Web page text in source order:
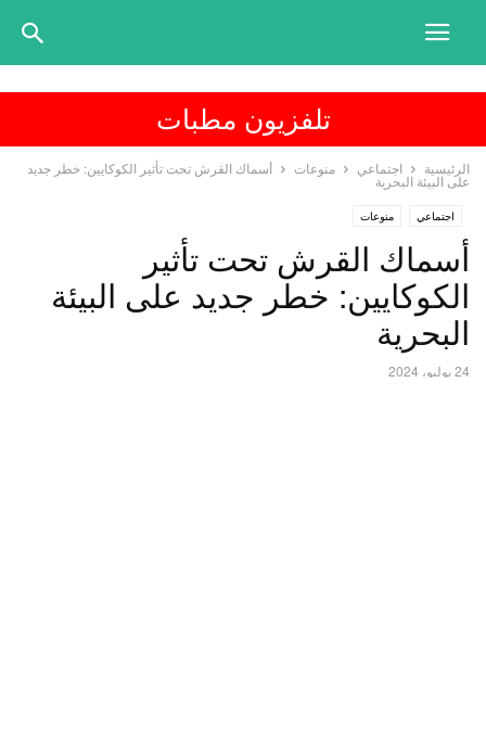
تلفزيون مطبات
الرئيسية اجتماعي منوعات
أسماك القرش تحت تأثير الكوكايين: خطر جديد
على البيئة البحرية
اجتماعي منوعات
أسماك القرش تحت تأثير
الكوكايين: خطر جديد على البيئة
البحرية
24 يوليو، 2024